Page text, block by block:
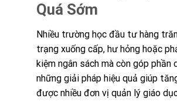
Quá Sớm
Nhiều trường học đầu tư hàng
trạng xuống cấp, hư hỏng hoặc
kiệm ngân sách mà còn góp
những giải pháp hiệu quả giúp
được nhiều đơn vị quản lý giáo